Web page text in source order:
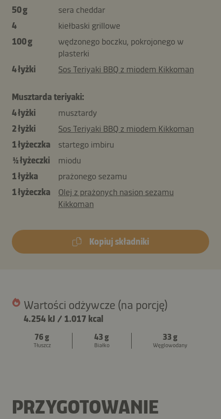
50 g
sera cheddar
4
kiełbaski grillowe
100 g
wędzonego boczku, pokrojonego w
plasterki
4 łyżki
Sos Teriyaki BBQ z miodem Kikkoman
Musztarda teriyaki:
4 łyżki
musztardy
2 łyżki
Sos Teriyaki BBQ z miodem Kikkoman
1 łyżeczka
startego imbiru
½ łyżeczki
miodu
1 łyżka
prażonego sezamu
1 łyżeczka
Olej z prażonych nasion sezamu
Kikkoman
Kopiuj składniki
Wartości odżywcze (na porcję)
4.254 kJ / 1.017 kcal
76 g
Tłuszcz
43 g
Białko
33 g
Węglowodany
PRZYGOTOWANIE